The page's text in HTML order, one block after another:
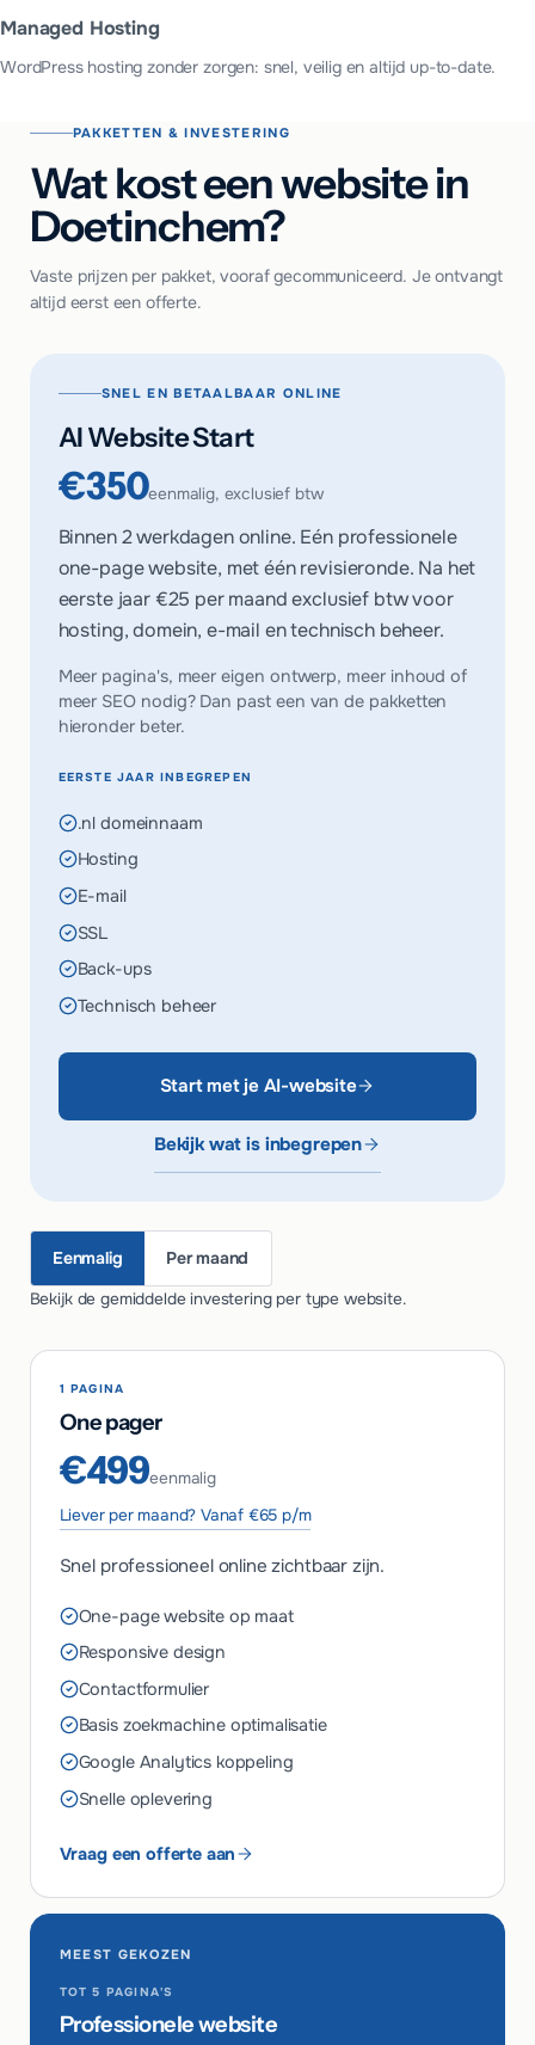
Managed Hosting
WordPress hosting zonder zorgen: snel, veilig en altijd up-to-date.
PAKKETTEN & INVESTERING
Wat kost een website in
Doetinchem?
Vaste prijzen per pakket, vooraf gecommuniceerd. Je ontvangt
altijd eerst een offerte.
SNEL EN BETAALBAAR ONLINE
AI Website Start
€350eenmalig, exclusief btw
Binnen 2 werkdagen online. Eén professionele
one-page website, met één revisieronde. Na het
eerste jaar €25 per maandexclusief btw voor
hosting, domein, e-mail en technisch beheer.
Meer pagina's, meer eigen ontwerp, meer inhoud of
meer SEO nodig? Dan past een van de pakketten
hieronder beter.
EERSTE JAAR INBEGREPEN
.nl domeinnaam
Hosting
E-mail
SSL
Back-ups
Technisch beheer
Start met je AI-website
Bekijk wat is inbegrepen
Eenmalig Per maand
Bekijk de gemiddelde investering per type website.
1 PAGINA
One pager
€499eenmalig
Liever per maand? Vanaf €65 p/m
Snel professioneel online zichtbaar zijn.
One-page website op maat
Responsive design
Contactformulier
Basis zoekmachine optimalisatie
Google Analytics koppeling
Snelle oplevering
Vraag een offerte aan
MEEST GEKOZEN
TOT 5 PAGINA'S
Professionele website